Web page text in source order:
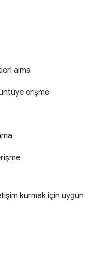
alma
erişme
kurmak için uygun